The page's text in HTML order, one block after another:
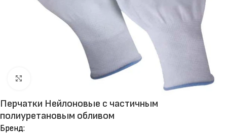
Нажмите, чтобы увеличить
Перчатки Нейлоновые с частичным
полиуретановым обливом
Бренд: